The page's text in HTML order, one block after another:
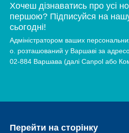
Хочеш дізнаватись про усі
першою? Підписуйся на
сьогодні!
Адміністратором ваших
о. розташований у Варшаві за
02-884 Варшава (далі Canpol або
Перейти на сторінку